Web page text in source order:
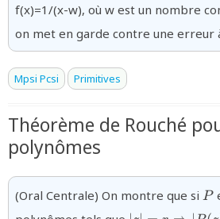
f(x)=1/(x-w), où w est un nombre
on met en garde contre une erreur
Mpsi Pcsi Primitives
Théorème de Rouché
polynômes
(Oral Centrale) On montre que si P
{|z|=r